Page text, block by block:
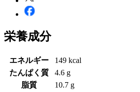
栄養成分
エネルギー
149 kcal
たんぱく質
4.6 g
脂質
10.7 g